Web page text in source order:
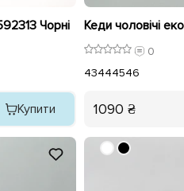
Чорні
Купити
0
43444546
1090 ₴